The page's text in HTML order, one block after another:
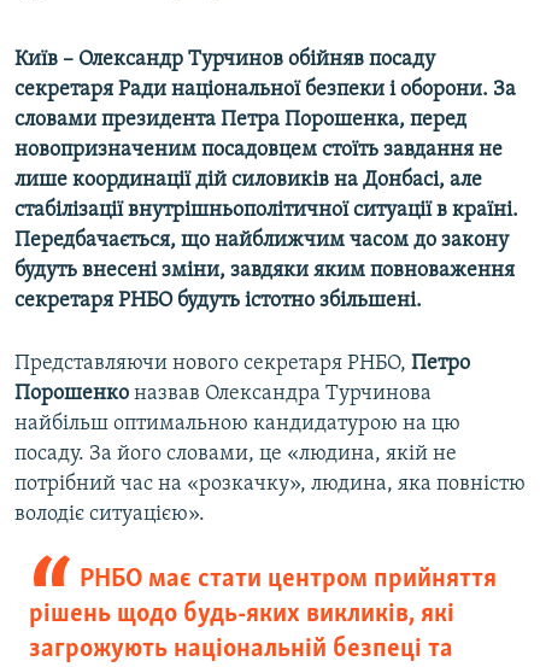
КТАТ
ДОЛУЧАЙСЯ!
Усі сайти RFE/RL
Київ – Олександр Турчинов обійняв посаду
секретаря Ради національної безпеки і оборони. За
словами президента Петра Порошенка, перед
новопризначеним посадовцем стоїть завдання не
лише координації дій силовиків на Донбасі, але
стабілізації внутрішньополітичної ситуації в країні.
Передбачається, що найближчим часом до закону
будуть внесені зміни, завдяки яким повноваження
секретаря РНБО будуть істотно збільшені.
Представляючи нового секретаря РНБО, Петро
Порошенко назвав Олександра Турчинова
найбільш оптимальною кандидатурою на цю
посаду. За його словами, це «людина, якій не
потрібний час на «розкачку», людина, яка повністю
володіє ситуацією».
РНБО має стати центром прийняття
рішень щодо будь-яких викликів, які
загрожують національній безпеці та